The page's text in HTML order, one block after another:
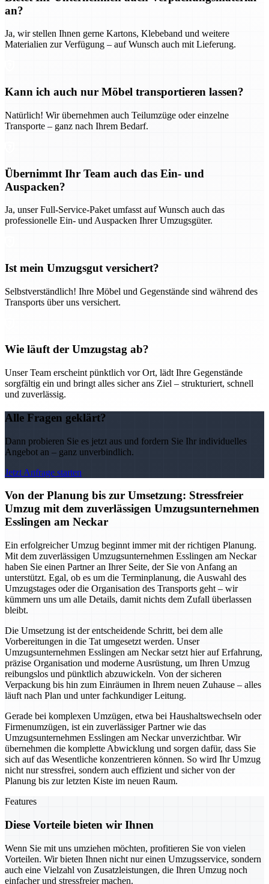
an?
Ja, wir stellen Ihnen gerne Kartons, Klebeband und weitere
Materialien zur Verfügung – auf Wunsch auch mit Lieferung.
Kann ich auch nur Möbel transportieren lassen?
Natürlich! Wir übernehmen auch Teilumzüge oder einzelne
Transporte – ganz nach Ihrem Bedarf.
Übernimmt Ihr Team auch das Ein- und
Auspacken?
Ja, unser Full-Service-Paket umfasst auf Wunsch auch das
professionelle Ein- und Auspacken Ihrer Umzugsgüter.
Ist mein Umzugsgut versichert?
Selbstverständlich! Ihre Möbel und Gegenstände sind während des
Transports über uns versichert.
Wie läuft der Umzugstag ab?
Unser Team erscheint pünktlich vor Ort, lädt Ihre Gegenstände
sorgfältig ein und bringt alles sicher ans Ziel – strukturiert, schnell
und zuverlässig.
Alle Fragen geklärt?
Dann probieren Sie es jetzt aus und fordern Sie Ihr individuelles
Angebot an – ganz unverbindlich.
Jetzt Anfrage starten
Von der Planung bis zur Umsetzung: Stressfreier
Umzug mit dem zuverlässigen Umzugsunternehmen
Esslingen am Neckar
Ein erfolgreicher Umzug beginnt immer mit der richtigen Planung.
Mit dem zuverlässigen Umzugsunternehmen Esslingen am Neckar
haben Sie einen Partner an Ihrer Seite, der Sie von Anfang an
unterstützt. Egal, ob es um die Terminplanung, die Auswahl des
Umzugstages oder die Organisation des Transports geht – wir
kümmern uns um alle Details, damit nichts dem Zufall überlassen
bleibt.
Die Umsetzung ist der entscheidende Schritt, bei dem alle
Vorbereitungen in die Tat umgesetzt werden. Unser
Umzugsunternehmen Esslingen am Neckar setzt hier auf Erfahrung,
präzise Organisation und moderne Ausrüstung, um Ihren Umzug
reibungslos und pünktlich abzuwickeln. Von der sicheren
Verpackung bis hin zum Einräumen in Ihrem neuen Zuhause – alles
läuft nach Plan und unter fachkundiger Leitung.
Gerade bei komplexen Umzügen, etwa bei Haushaltswechseln oder
Firmenumzügen, ist ein zuverlässiger Partner wie das
Umzugsunternehmen Esslingen am Neckar unverzichtbar. Wir
übernehmen die komplette Abwicklung und sorgen dafür, dass Sie
sich auf das Wesentliche konzentrieren können. So wird Ihr Umzug
nicht nur stressfrei, sondern auch effizient und sicher von der
Planung bis zur letzten Kiste im neuen Raum.
Features
Diese Vorteile bieten wir Ihnen
Wenn Sie mit uns umziehen möchten, profitieren Sie von vielen
Vorteilen. Wir bieten Ihnen nicht nur einen Umzugsservice, sondern
auch eine Vielzahl von Zusatzleistungen, die Ihren Umzug noch
einfacher und stressfreier machen.